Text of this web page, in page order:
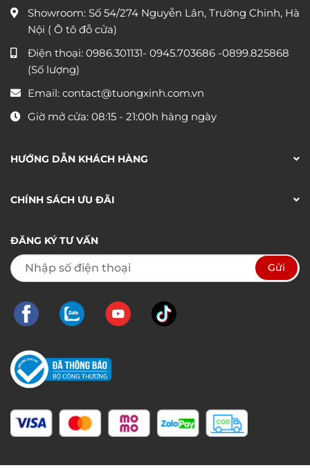
Showroom: Số 54/274 Nguyễn Lân, Trường Chinh, Hà
Nội ( Ô tô đỗ cửa)
Điện thoại: 0986.301131- 0945.703686 -0899.825868
(Số lượng)
Email: contact@tuongxinh.com.vn
Giờ mở cửa: 08:15 - 21:00h hàng ngày
HƯỚNG DẪN KHÁCH HÀNG
CHÍNH SÁCH ƯU ĐÃI
ĐĂNG KÝ TƯ VẤN